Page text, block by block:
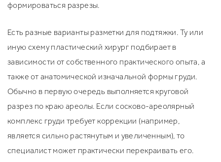
формироваться разрезы.
Есть разные варианты разметки для подтяжки. Ту или
иную схему пластический хирург подбирает в
зависимости от собственного практического опыта, а
также от анатомической изначальной формы груди.
Обычно в первую очередь выполняется круговой
разрез по краю ареолы. Если сосково-ареолярный
комплекс груди требует коррекции (например,
является сильно растянутым и увеличенным), то
специалист может практически перекраивать его.